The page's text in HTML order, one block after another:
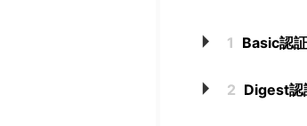
1 Basic認
2 Digest認